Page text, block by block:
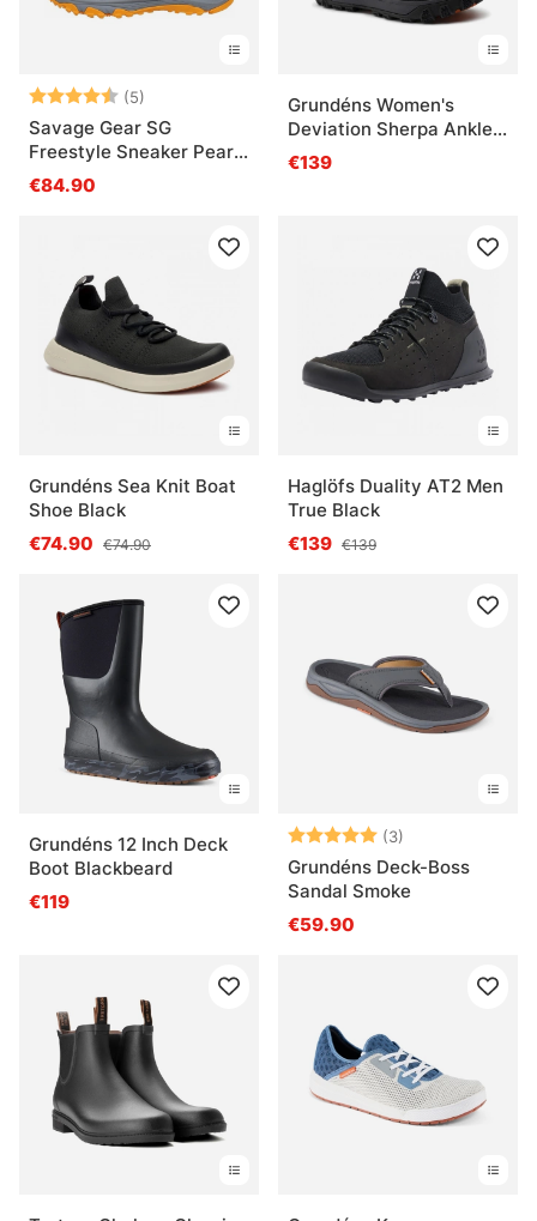
Arvio: (5)
4.4 5:sta tähdestä
Savage Gear SG
Freestyle Sneaker Pearl
Grey
€84.90
Grundéns Women's
Deviation Sherpa Ankle
Boot Black
€139
Grundéns Sea Knit Boat
Shoe Black
€74.90 €74.90
Haglöfs Duality AT2 Men
True Black
€139 €139
Grundéns 12 Inch Deck
Boot Blackbeard
€119
Arvio: (3)
Grundéns Deck-Boss
Sandal Smoke
€59.90